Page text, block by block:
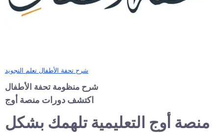
شرح تحفة الأطفال تعلم التجويد
شرح منظومة تحفة الأطفال
اكتشف دورات منصة أوج
منصة أوج التعليمية تلهمك بشكل